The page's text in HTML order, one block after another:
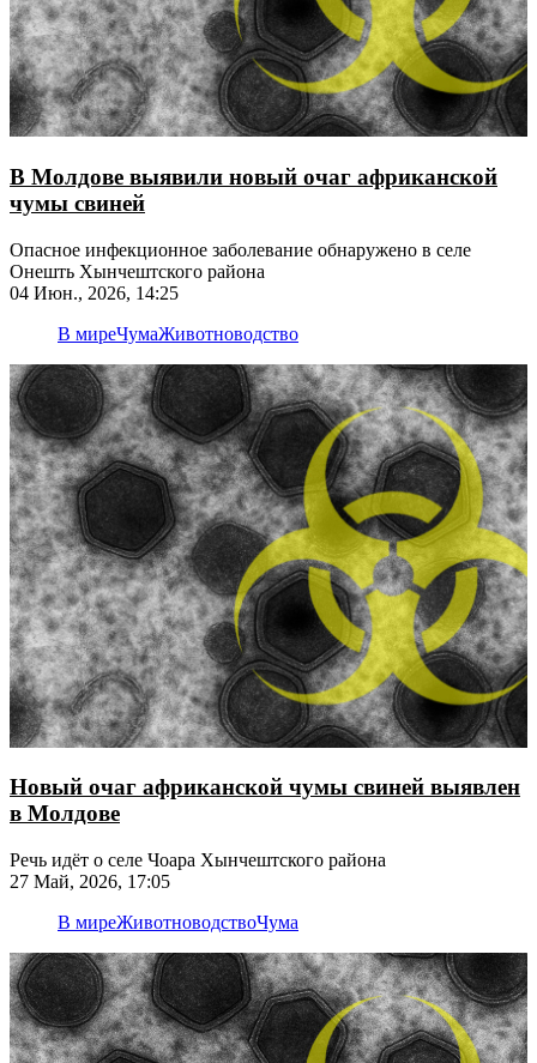
В Молдове выявили новый очаг африканской
чумы свиней
Опасное инфекционное заболевание обнаружено в селе
Онешть Хынчештского района
04 Июн., 2026, 14:25
В миреЧумаЖивотноводство
Новый очаг африканской чумы свиней выявлен
в Молдове
Речь идёт о селе Чоара Хынчештского района
27 Май, 2026, 17:05
В миреЖивотноводствоЧума